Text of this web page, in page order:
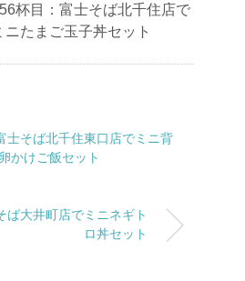
杯目：富士そば北千住店で
ニたまご玉子丼セット
士そば北千住東口店でミニ背
かけご飯セット
ば大井町店でミニネギト
ロ丼セット